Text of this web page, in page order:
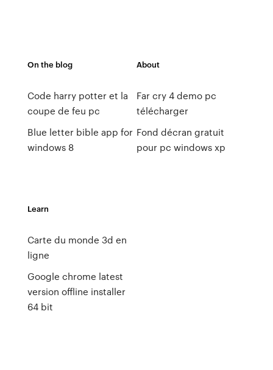
On the blog
Code harry potter et la
coupe de feu pc
Blue letter bible app for
windows 8
About
Far cry 4 demo pc
télécharger
Fond décran gratuit
pour pc windows xp
Learn
Carte du monde 3d en
ligne
Google chrome latest
version offline installer
64 bit